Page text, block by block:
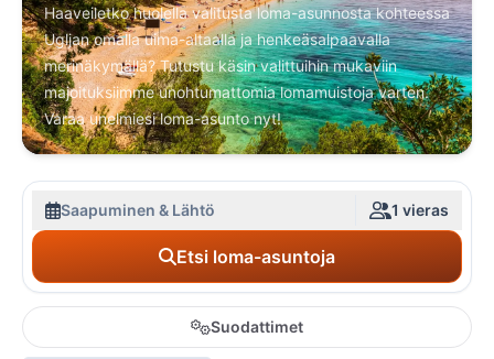
Haaveiletko huolella valitusta loma-asunnosta kohteessa
Ugljan omalla uima-altaalla ja henkeäsalpaavalla
merinäkymällä? Tutustu käsin valittuihin mukaviin
majoituksiimme unohtumattomia lomamuistoja varten.
Varaa unelmiesi loma-asunto nyt!
Saapuminen & Lähtö 1 vieras
Etsi loma-asuntoja
Suodattimet